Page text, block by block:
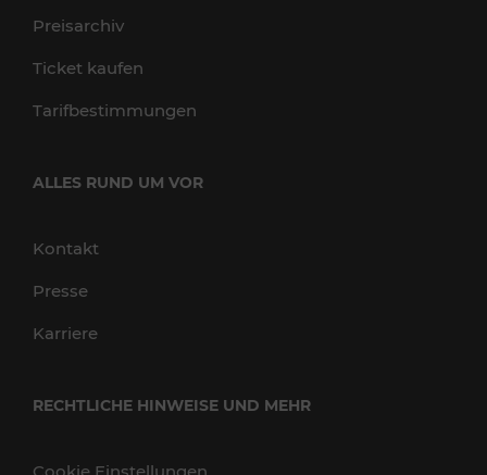
Preisarchiv
Ticket kaufen
Tarifbestimmungen
ALLES RUND UM VOR
Kontakt
Presse
Karriere
RECHTLICHE HINWEISE UND MEHR